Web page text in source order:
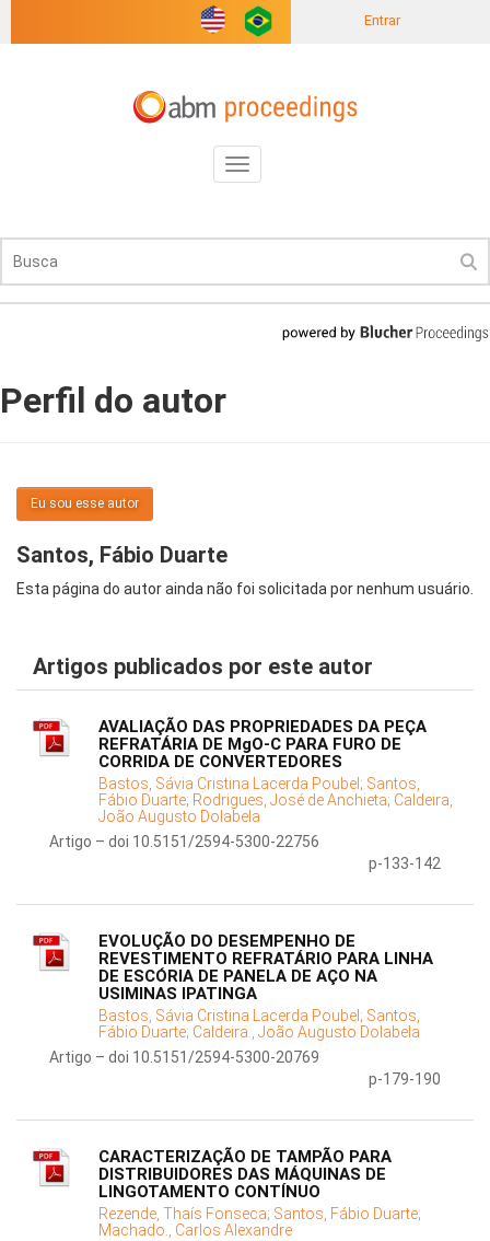
Entrar
Toggle
navigation
Perfil do autor
Eu sou esse autor
Santos, Fábio Duarte
Esta página do autor ainda não foi solicitada por nenhum usuário.
Artigos publicados por este autor
AVALIAÇÃO DAS PROPRIEDADES DA PEÇA
REFRATÁRIA DE MgO-C PARA FURO DE
CORRIDA DE CONVERTEDORES
Bastos, Sávia Cristina Lacerda Poubel; Santos,
Fábio Duarte; Rodrigues, José de Anchieta; Caldeira,
João Augusto Dolabela
Artigo – doi 10.5151/2594-5300-22756
p-133-142
EVOLUÇÃO DO DESEMPENHO DE
REVESTIMENTO REFRATÁRIO PARA LINHA
DE ESCÓRIA DE PANELA DE AÇO NA
USIMINAS IPATINGA
Bastos, Sávia Cristina Lacerda Poubel; Santos,
Fábio Duarte; Caldeira., João Augusto Dolabela
Artigo – doi 10.5151/2594-5300-20769
p-179-190
CARACTERIZAÇÃO DE TAMPÃO PARA
DISTRIBUIDORES DAS MÁQUINAS DE
LINGOTAMENTO CONTÍNUO
Rezende, Thaís Fonseca; Santos, Fábio Duarte;
Machado., Carlos Alexandre